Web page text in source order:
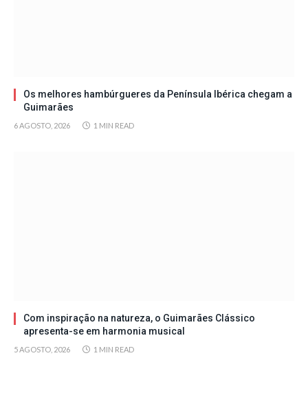
Os melhores hambúrgueres da Península Ibérica chegam a
Guimarães
6 AGOSTO, 2026 1 MIN READ
Com inspiração na natureza, o Guimarães Clássico
apresenta-se em harmonia musical
5 AGOSTO, 2026 1 MIN READ